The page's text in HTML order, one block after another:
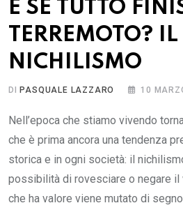
E SE TUTTO
TERREMOTO? IL
NICHILISMO
DIPASQUALE LAZZARO 10
Nell’epoca che stiamo vivendo
che è prima ancora una tendenza
storica e in ogni società: il
possibilità di rovesciare o negare il
che ha valore viene mutato di